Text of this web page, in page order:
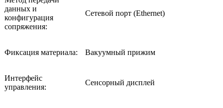
данных и
конфигурация
сопряжения:
Сетевой порт (Ethernet)
Фиксация материала: Вакуумный прижим
Интерфейс
управления:
Сенсорный дисплей